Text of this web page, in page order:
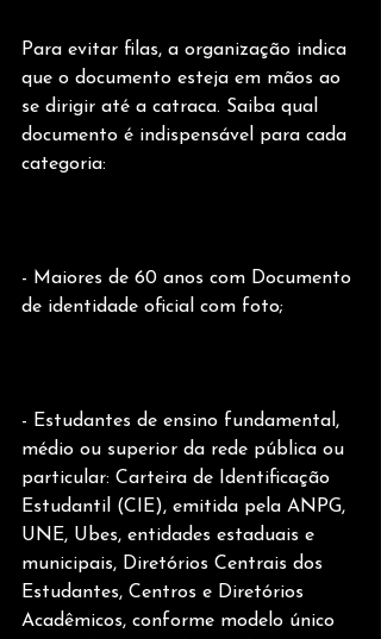
Para evitar filas, a organização indica
que o documento esteja em mãos ao
se dirigir até a catraca. Saiba qual
documento é indispensável para cada
categoria:
- Maiores de 60 anos com Documento
de identidade oficial com foto;
- Estudantes de ensino fundamental,
médio ou superior da rede pública ou
particular: Carteira de Identificação
Estudantil (CIE), emitida pela ANPG,
UNE, Ubes, entidades estaduais e
municipais, Diretórios Centrais dos
Estudantes, Centros e Diretórios
Acadêmicos, conforme modelo único